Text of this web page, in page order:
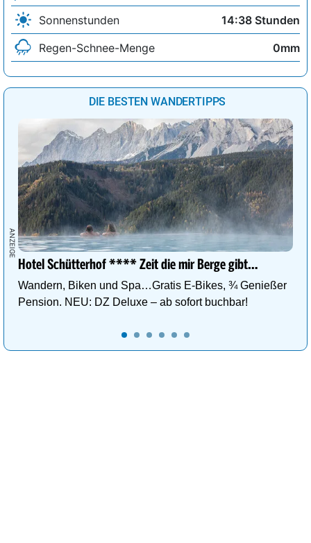
Sonnenstunden
14:38 Stunden
Regen-Schnee-Menge
0mm
DIE BESTEN WANDERTIPPS
Hotel Schütterhof **** Zeit die mir Berge gibt…
Wandern, Biken und Spa…Gratis E-Bikes, ¾ Genießer
Pension. NEU: DZ Deluxe – ab sofort buchbar!